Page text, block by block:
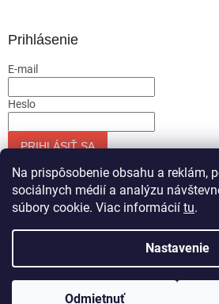
Na prispôsobenie obsahu a reklám,
sociálnych médií a analýzu
súbory cookie. Viac informácií tu.
Nastavenie
Odmietnuť
Prihlásenie
E-mail
Heslo
PRIHLÁSIŤ SA
Nová registráciaZabudnuté heslo
Servis-runar sro
Upraviť nastavenie